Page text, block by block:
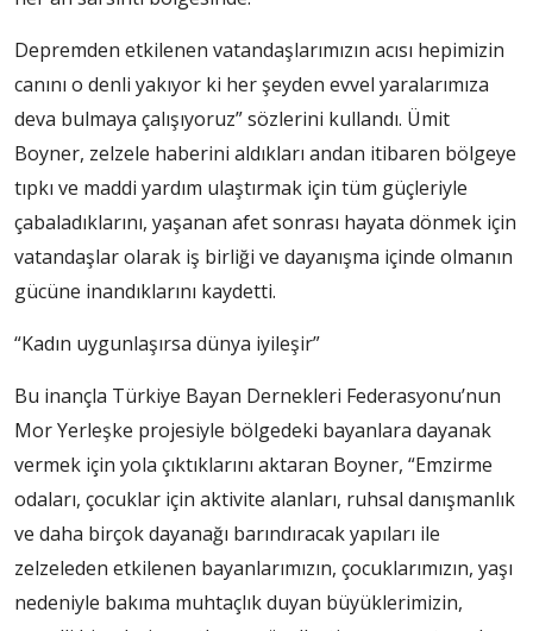
Depremden etkilenen vatandaşlarımızın acısı hepimizin
canını o denli yakıyor ki her şeyden evvel yaralarımıza
deva bulmaya çalışıyoruz” sözlerini kullandı. Ümit
Boyner, zelzele haberini aldıkları andan itibaren bölgeye
tıpkı ve maddi yardım ulaştırmak için tüm güçleriyle
çabaladıklarını, yaşanan afet sonrası hayata dönmek için
vatandaşlar olarak iş birliği ve dayanışma içinde olmanın
gücüne inandıklarını kaydetti.
“Kadın uygunlaşırsa dünya iyileşir”
Bu inançla Türkiye Bayan Dernekleri Federasyonu’nun
Mor Yerleşke projesiyle bölgedeki bayanlara dayanak
vermek için yola çıktıklarını aktaran Boyner, “Emzirme
odaları, çocuklar için aktivite alanları, ruhsal danışmanlık
ve daha birçok dayanağı barındıracak yapıları ile
zelzeleden etkilenen bayanlarımızın, çocuklarımızın, yaşı
nedeniyle bakıma muhtaçlık duyan büyüklerimizin,